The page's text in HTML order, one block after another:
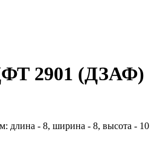
2901 (ДЗАФ)
длина - 8, ширина - 8, высота - 10